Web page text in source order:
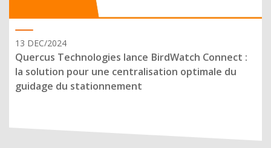
13 DEC/2024
Quercus Technologies lance BirdWatch Connect :
la solution pour une centralisation optimale du
guidage du stationnement